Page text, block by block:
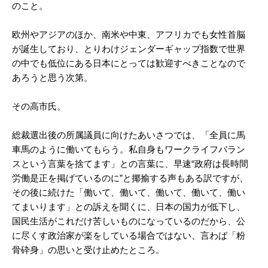
のこと。
欧州やアジアのほか、南米や中東、アフリカでも女性首脳
が誕生しており、とりわけジェンダーギャップ指数で世界
の中でも低位にある日本にとっては歓迎すべきことなので
あろうと思う次第。
その高市氏。
総裁選出後の所属議員に向けたあいさつでは、「全員に馬
車馬のように働いてもらう。私自身もワークライフバラン
スという言葉を捨てます」との言葉に、早速“政府は長時間
労働是正を掲げているのに”と揶揄する声もある訳ですが、
その後に続けた「働いて、働いて、働いて、働いて、働い
てまいります」との訴えを聞くに、日本の国力が低下し、
国民生活がこれだけ苦しいものになっているのだから、公
に尽くす政治家が楽をしている場合ではない、言わば「粉
骨砕身」の思いと受け止めたところ。